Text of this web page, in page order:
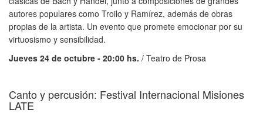
autores populares como Troilo y Ramírez, además de obras
propias de la artista. Un evento que promete emocionar por su
virtuosismo y sensibilidad.
Jueves 24 de octubre - 20:00 hs. / Teatro de Prosa
Canto y percusión: Festival Internacional Misiones
LATE